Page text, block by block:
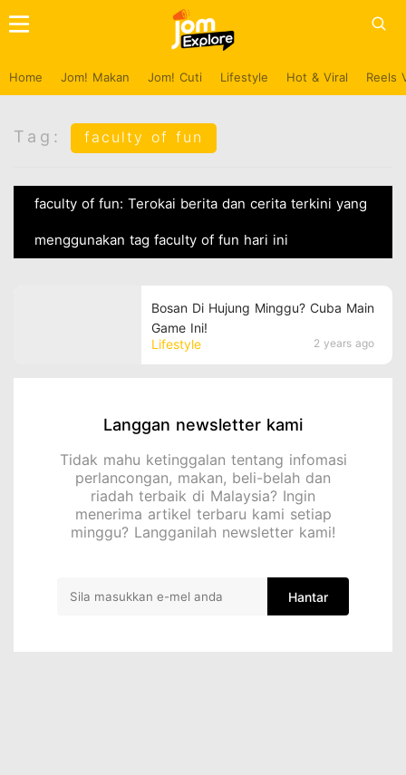
Home Jom! Makan Jom! Cuti Lifestyle Hot & Viral Reels
Tag: faculty of fun
faculty of fun: Terokai berita dan cerita terkini yang
menggunakan tag faculty of fun hari ini
Lifestyle 2 years ago
Bosan Di Hujung Minggu? Cuba Main
Game Ini!
Langgan newsletter kami
Tidak mahu ketinggalan tentang infomasi
perlancongan, makan, beli-belah dan
riadah terbaik di Malaysia? Ingin
menerima artikel terbaru kami setiap
minggu? Langganilah newsletter kami!
Hantar